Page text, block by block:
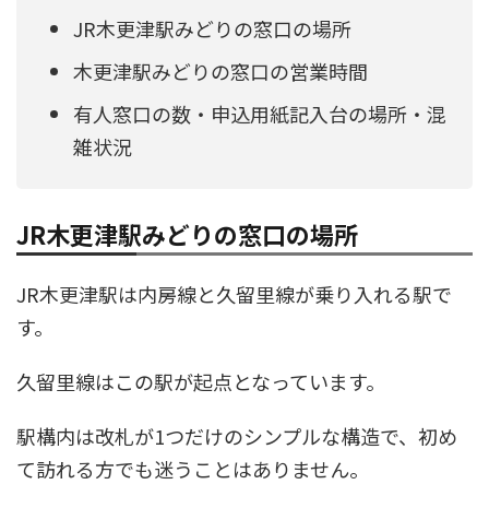
JR木更津駅みどりの窓口の場所
木更津駅みどりの窓口の営業時間
有人窓口の数・申込用紙記入台の場所・混
雑状況
JR木更津駅みどりの窓口の場所
JR木更津駅は内房線と久留里線が乗り入れる駅で
す。
久留里線はこの駅が起点となっています。
駅構内は改札が1つだけのシンプルな構造で、初め
て訪れる方でも迷うことはありません。